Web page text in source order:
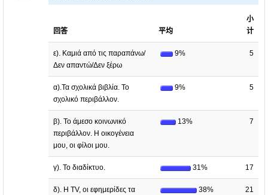
回答 平均
小
计
ε). Καμιά από τις παραπάνω/
Δεν απαντώ/Δεν ξέρω
9% 5
α).Τα σχολικά βιβλία. Το
σχολικό περιβάλλον.
9% 5
β). Το άμεσο κοινωνικό
περιβάλλον. Η οικογένεια
μου, οι φίλοι μου.
13% 7
γ). Το διαδίκτυο. 31% 17
δ). Η TV, οι εφημερίδες τα
38% 21